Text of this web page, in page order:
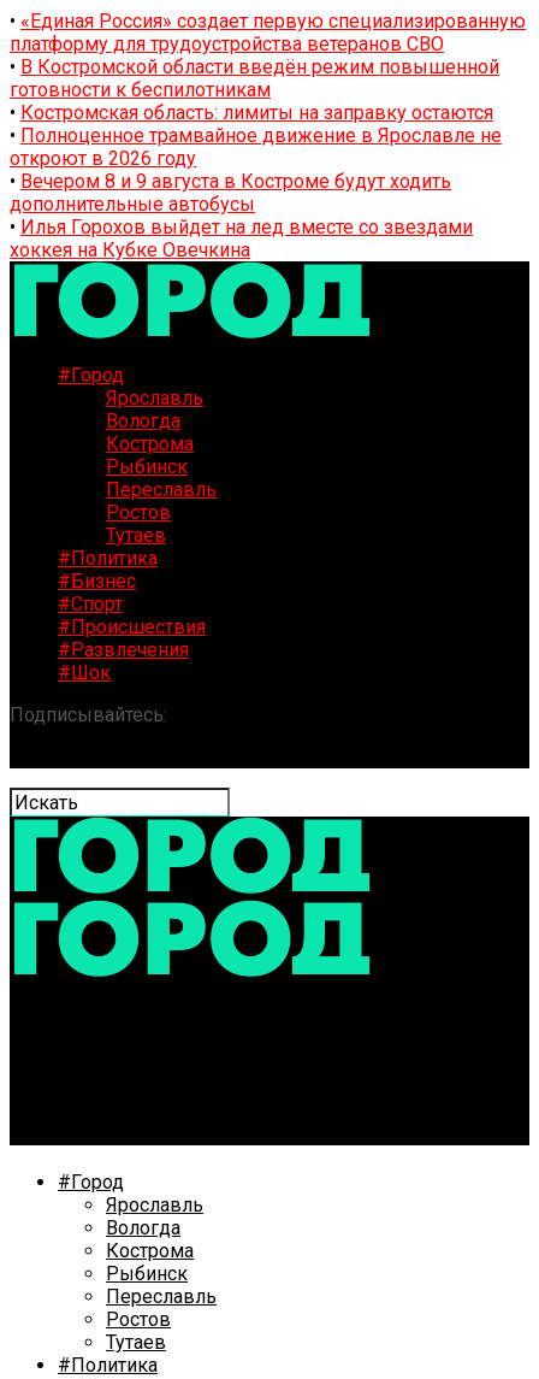
• «Единая Россия» создает первую специализированную
платформу для трудоустройства ветеранов СВО
• В Костромской области введён режим повышенной
готовности к беспилотникам
• Костромская область: лимиты на заправку остаются
• Полноценное трамвайное движение в Ярославле не
откроют в 2026 году
• Вечером 8 и 9 августа в Костроме будут ходить
дополнительные автобусы
• Илья Горохов выйдет на лед вместе со звездами
хоккея на Кубке Овечкина
#Город
Ярославль
Вологда
Кострома
Рыбинск
Переславль
Ростов
Тутаев
#Политика
#Бизнес
#Спорт
#Происшествия
#Развлечения
#Шок
Подписывайтесь:
#Город
Ярославль
Вологда
Кострома
Рыбинск
Переславль
Ростов
Тутаев
#Политика